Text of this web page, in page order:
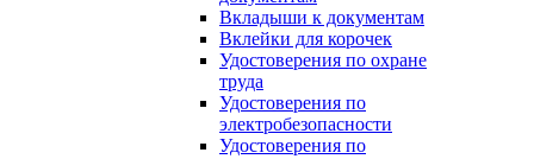
Вкладыши к документам
Вклейки для корочек
Удостоверения по охране
труда
Удостоверения по
электробезопасности
Удостоверения по